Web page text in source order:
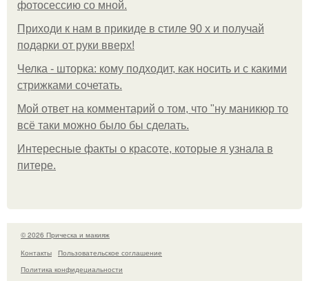
фотосессию со мной.
Приходи к нам в прикиде в стиле 90 х и получай
подарки от руки вверх!
Челка - шторка: кому подходит, как носить и с какими
стрижками сочетать.
Мой ответ на комментарий о том, что "ну маникюр то
всё таки можно было бы сделать.
Интересные факты о красоте, которые я узнала в
питере.
© 2026 Прическа и макияж
Контакты
Пользовательское соглашение
Политика конфидециальности